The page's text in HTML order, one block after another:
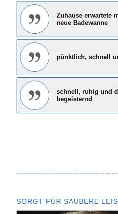
Zuhause erwartete
neue Badewanne
pünktlich, schnell
schnell, ruhig und
begeisternd
SORGT FÜR SAUBERE